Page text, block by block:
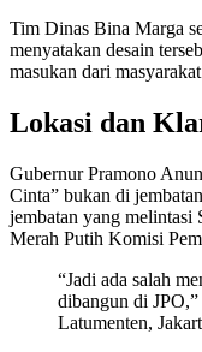
Tim Dinas Bina Marga
menyatakan desain
masukan dari
Lokasi dan
Gubernur Pramono
Cinta” bukan di
jembatan yang melintasi
Merah Putih Komisi
“Jadi ada salah
dibangun di
Latumenten,